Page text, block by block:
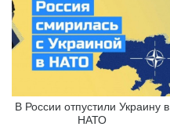
В России отпустили Украину в
НАТО